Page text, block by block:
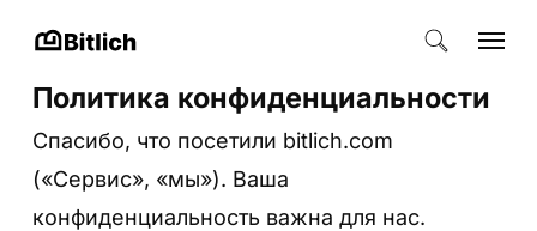
main
content
поиск
Menu
Политика конфиденциальности
Спасибо, что посетили bitlich.com
(«Сервис», «мы»). Ваша
конфиденциальность важна для нас.
Menu